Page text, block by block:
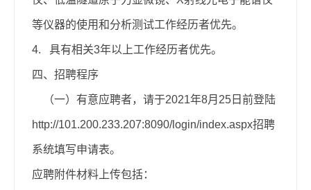
等仪器的使用和分析测试工作经历者优先。
4. 具有相关3年以上工作经历者优先。
四、招聘程序
（一）有意应聘者，请于2021年8月 25 日前登陆
http://101.200.233.207:8090/login/index.aspx招聘
系统填写申请表。
应聘附件材料上传包括：